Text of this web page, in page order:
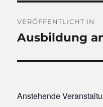
VERÖFFENTLICHT IN
Ausbildung
Anstehende